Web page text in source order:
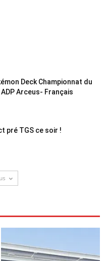
Deck Championnat du
Arceus- Français
pré TGS ce soir !